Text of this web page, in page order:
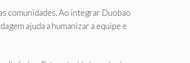
comunidades. Ao integrar Duobao
ajuda a humanizar a equipe e